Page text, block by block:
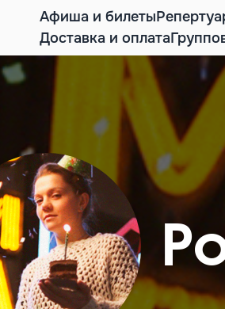
Афиша и билеты
Доставка и оплата